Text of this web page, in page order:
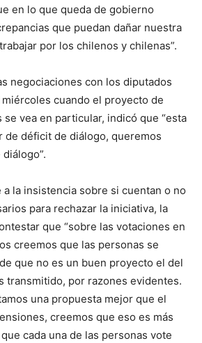
en lo que queda de gobierno
que puedan dañar nuestra
por los chilenos y chilenas”.
negociaciones con los diputados
cuando el proyecto de
vea en particular, indicó que “esta
de déficit de diálogo, queremos
la insistencia sobre si cuentan o no
para rechazar la iniciativa, la
que “sobre las votaciones en
creemos que las personas se
que no es un buen proyecto el del
transmitido, por razones evidentes.
una propuesta mejor que el
creemos que eso es más
cada una de las personas vote